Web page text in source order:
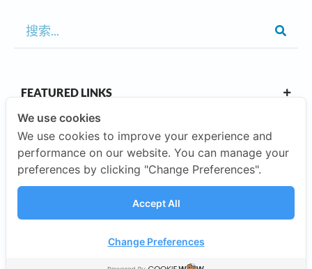
FEATURED LINKS
OUR CAMPUSES
We use cookies
We use cookies to improve your experience and
performance on our website. You can manage your
preferences by clicking "Change Preferences".
Accept All
Change Preferences